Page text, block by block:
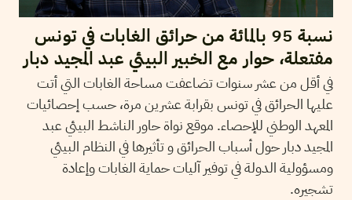
نسبة 95 بالمائة من حرائق الغابات في تونس
مفتعلة، حوار مع الخبير البيئي عبد المجيد دبار
في أقل من عشر سنوات تضاعفت مساحة الغابات التي أتت
عليها الحرائق في تونس بقرابة عشرين مرة، حسب إحصائيات
المعهد الوطني للإحصاء. موقع نواة حاور الناشط البيئي عبد
المجيد دبار حول أسباب الحرائق و تأثيرها في النظام البيئي
ومسؤولية الدولة في توفير آليات حماية الغابات وإعادة
تشجيره.